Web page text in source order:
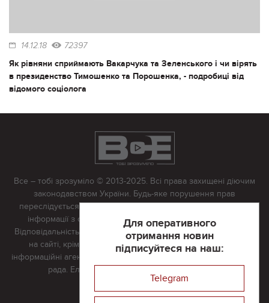
14.12.18 72397
Як рівняни сприймають Вакарчука та Зеленського і чи вірять
в президенство Тимошенко та Порошенка, - подробиці від
відомого соціолога
Для оперативного
отримання новин
підписуйтеся на наш:
Telegram
Все – тобі зрозуміло © 2013-2025. Всі права захищені діючим
законодавством України. Будь-яке порушення прав
переслідується в судовому порядку. Будь-яке відтворення
інформації з сайту тільки з письмово дозволу редакції.
Відповідальність за достовірність усіх матеріалів, розміщених
на сайті, крім матеріалів, які містять посилання на інші
інформаційні агентства або інтернет-видання, несе редакційна
рада. Електронна пошта:
Реклама на сайті